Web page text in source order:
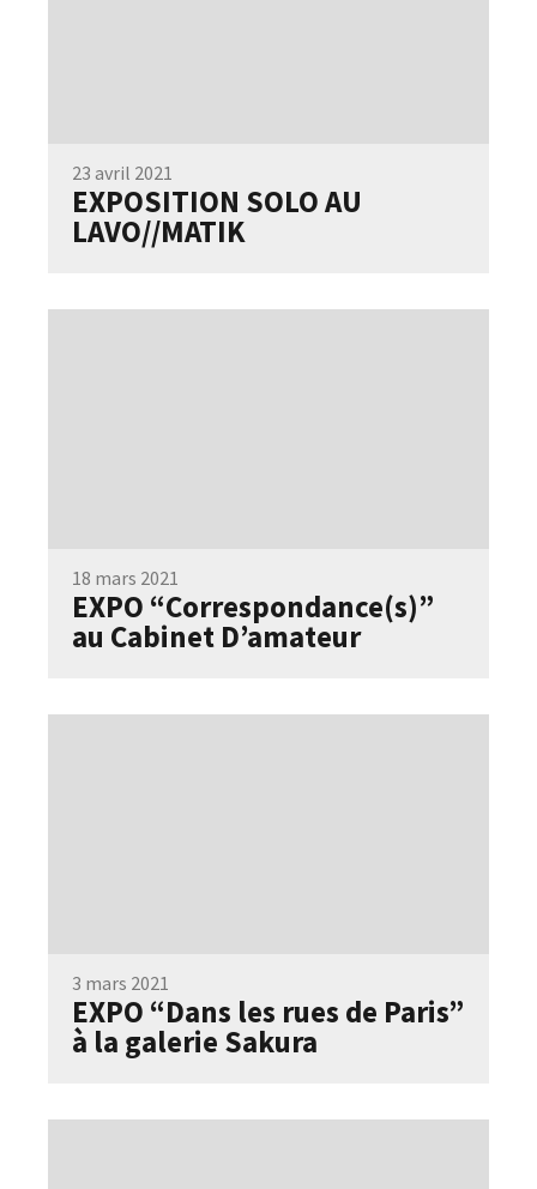
23 avril 2021
EXPOSITION SOLO AU
LAVO//MATIK
18 mars 2021
EXPO “Correspondance(s)”
au Cabinet D’amateur
3 mars 2021
EXPO “Dans les rues de Paris”
à la galerie Sakura